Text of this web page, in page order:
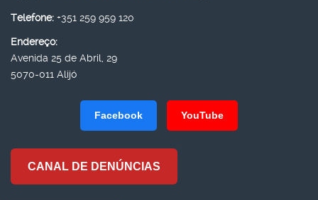
Telefone: +351 259 959 120
Endereço:
Avenida 25 de Abril, 29
5070-011 Alijó
Facebook YouTube
CANAL DE DENÚNCIAS